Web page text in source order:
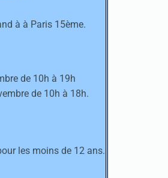
à à Paris 15ème.
de 10h à 19h
de 10h à 18h.
les moins de 12 ans.